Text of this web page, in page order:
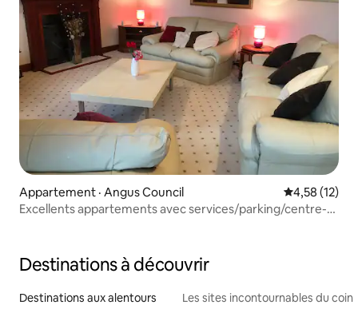
Appartement · Angus Council Note
4,58 (12)
Excellents appartements avec services/parking/centre-
Destinations à découvrir
Destinations aux alentours Les sites incontournables du coin